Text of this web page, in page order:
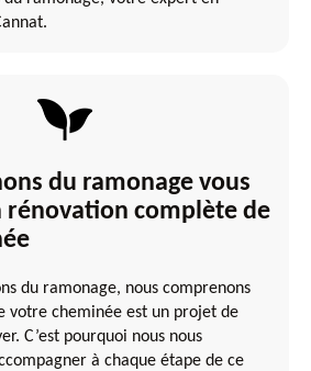
du ramonage vous
rénovation complète de
du ramonage, nous comprenons
votre cheminée est un projet de
C’est pourquoi nous nous
à chaque étape de ce